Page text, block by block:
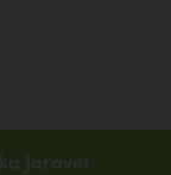
Jaravet